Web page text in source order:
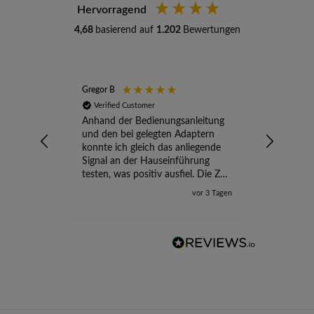
Hervorragend
4,68 basierend auf 1.202 Bewertungen
Gregor B
Verified Customer
Anhand der Bedienungsanleitung
und den bei gelegten Adaptern
konnte ich gleich das anliegende
Signal an der Hauseinführung
testen, was positiv ausfiel. Die Zeit
der Ungewissheit ist jetzt vorbei,
vor 3 Tagen